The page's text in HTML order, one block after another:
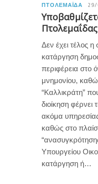
ΠΤΟΛΕΜΑΪ́ΔΑ
Πτολεμαΐδας
Δεν έχει τέλος
κατάργηση
περιφέρεια στο
μνημονίου,
“Καλλικράτη”
διοίκηση φέρνει
ακόμα
καθώς στο
Υπουργείου
κατάργηση ή…